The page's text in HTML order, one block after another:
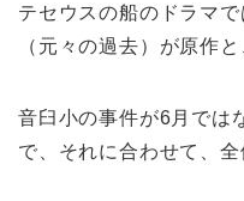
テセウスの船のドラマ
（元々の過去）が原作
音臼小の事件が6月では
で、それに合わせて、全